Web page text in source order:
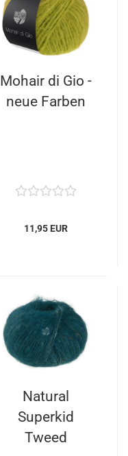
Mohair di Gio -
neue Farben
11,95 EUR
Natural
Superkid
Tweed